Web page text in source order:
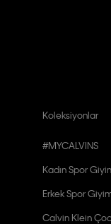
Koleksiyonlar
#MYCALVINS
Kadın Spor
Erkek Spor
Calvin Klein